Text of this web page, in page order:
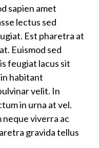
sapien amet
lectus sed
Est pharetra at
Euismod sed
feugiat lacus sit
habitant
velit. In
in urna at vel.
neque viverra ac
gravida tellus